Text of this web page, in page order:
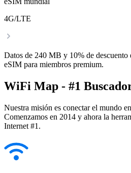
4G/LTE
Datos de 240 MB y 10% de descuento
eSIM para miembros premium.
WiFi Map - #1
Nuestra misión es conectar el mundo
Comenzamos en 2014 y ahora la
Internet #1.